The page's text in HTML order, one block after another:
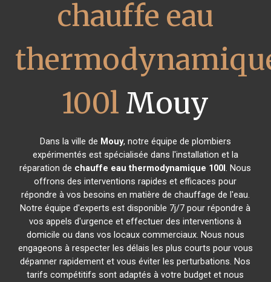
chauffe eau
100l Mouy
Dans la ville de Mouy, notre équipe de plombiers
expérimentés est spécialisée dans l'installation et la
réparation de chauffe eau thermodynamique 100l. Nous
offrons des interventions rapides et efficaces pour
répondre à vos besoins en matière de chauffage de l'eau.
Notre équipe d'experts est disponible 7j/7 pour répondre à
vos appels d'urgence et effectuer des interventions à
domicile ou dans vos locaux commerciaux. Nous nous
engageons à respecter les délais les plus courts pour vous
dépanner rapidement et vous éviter les perturbations. Nos
tarifs compétitifs sont adaptés à votre budget et nous